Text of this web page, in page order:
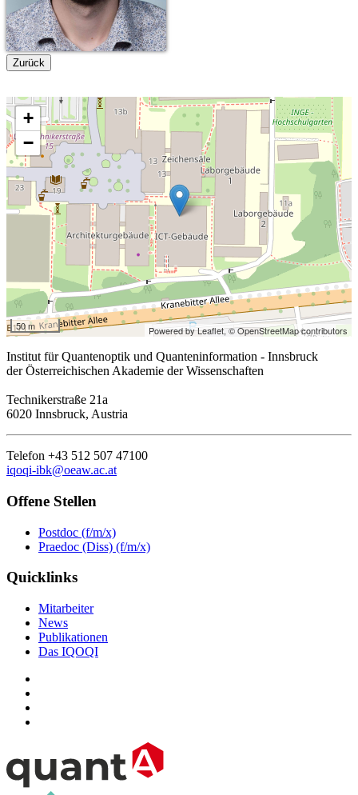
Zurück
+
−
50 m Powered by Leaflet,© OpenStreetMap contributors
Institut für Quantenoptik und Quanteninformation - Innsbruck
der Österreichischen Akademie der Wissenschaften
Technikerstraße 21a
6020 Innsbruck, Austria
Telefon +43 512 507 47100
iqoqi-ibk@oeaw.ac.at
Offene Stellen
Postdoc (f/m/x)
Praedoc (Diss) (f/m/x)
Quicklinks
Mitarbeiter
News
Publikationen
Das IQOQI